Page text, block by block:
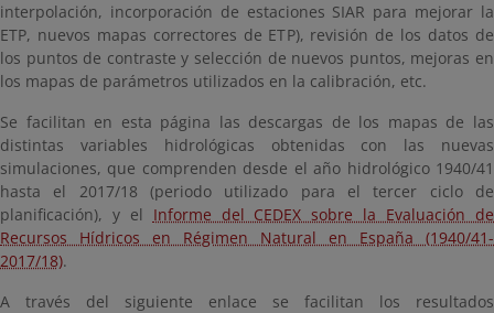
interpolación, incorporación de estaciones SIAR para mejorar la
ETP, nuevos mapas correctores de ETP), revisión de los datos de
los puntos de contraste y selección de nuevos puntos, mejoras en
los mapas de parámetros utilizados en la calibración, etc.
Se facilitan en esta página las descargas de los mapas de las
distintas variables hidrológicas obtenidas con las nuevas
simulaciones, que comprenden desde el año hidrológico 1940/41
hasta el 2017/18 (periodo utilizado para el tercer ciclo de
planificación), y el Informe del CEDEX sobre la Evaluación de
Recursos Hídricos en Régimen Natural en España (1940/41-
2017/18).
A través del siguiente enlace se facilitan los resultados